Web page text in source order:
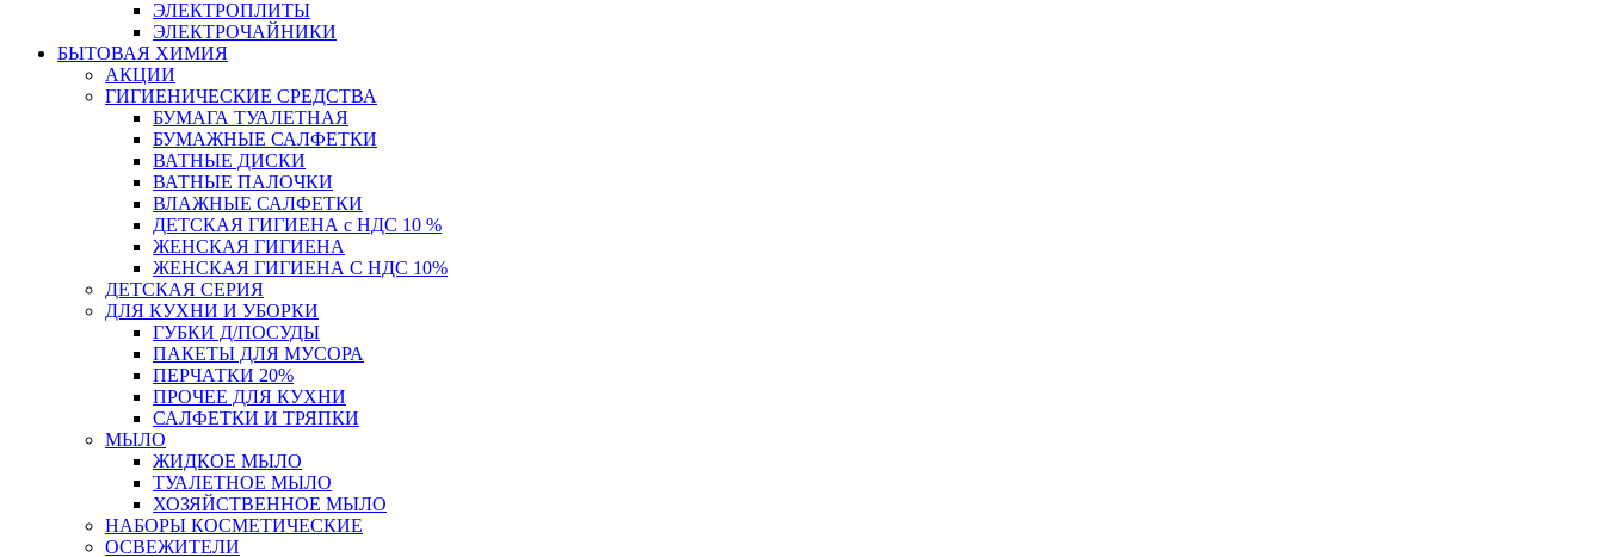
ЭЛЕКТРОПЛИТЫ
ЭЛЕКТРОЧАЙНИКИ
БЫТОВАЯ ХИМИЯ
АКЦИИ
ГИГИЕНИЧЕСКИЕ СРЕДСТВА
БУМАГА ТУАЛЕТНАЯ
БУМАЖНЫЕ САЛФЕТКИ
ВАТНЫЕ ДИСКИ
ВАТНЫЕ ПАЛОЧКИ
ВЛАЖНЫЕ САЛФЕТКИ
ДЕТСКАЯ ГИГИЕНА с НДС 10 %
ЖЕНСКАЯ ГИГИЕНА
ЖЕНСКАЯ ГИГИЕНА С НДС 10%
ДЕТСКАЯ СЕРИЯ
ДЛЯ КУХНИ И УБОРКИ
ГУБКИ Д/ПОСУДЫ
ПАКЕТЫ ДЛЯ МУСОРА
ПЕРЧАТКИ 20%
ПРОЧЕЕ ДЛЯ КУХНИ
САЛФЕТКИ И ТРЯПКИ
МЫЛО
ЖИДКОЕ МЫЛО
ТУАЛЕТНОЕ МЫЛО
ХОЗЯЙСТВЕННОЕ МЫЛО
НАБОРЫ КОСМЕТИЧЕСКИЕ
ОСВЕЖИТЕЛИ